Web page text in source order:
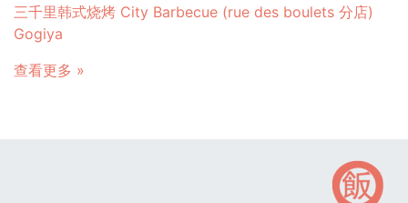
三千里韩式烧烤 City Barbecue (rue des boulets 分店)
Gogiya
查看更多 »